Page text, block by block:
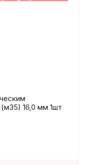
16,0 мм 1шт